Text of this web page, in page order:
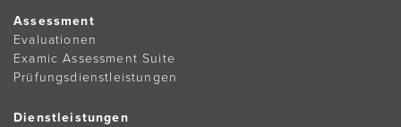
Assessment
Evaluationen
Examic Assessment Suite
Prüfungsdienstleistungen
Dienstleistungen